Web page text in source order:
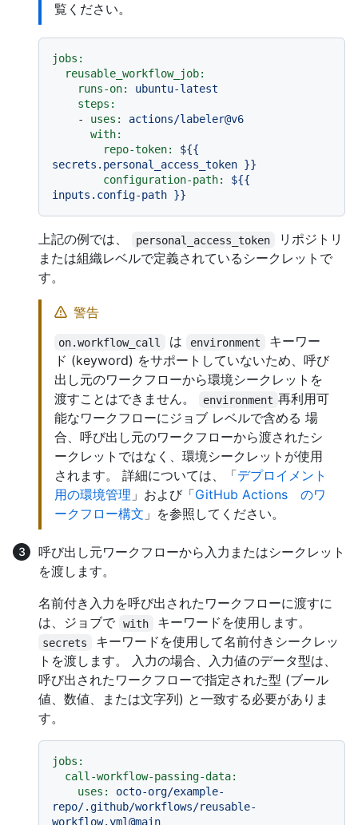
覧ください。
jobs:
reusable_workflow_job:
runs-on:
ubuntu-latest
steps:
-
uses:
actions/labeler@v6
with:
repo-token:
${{
secrets.personal_access_token }}
configuration-path:
${{
inputs.config-path }}
上記の例では、 personal_access_token
リポジトリ
または組織レベルで定義されているシークレットで
す。
警告
on.workflow_call は environment
キーワー
ド (keyword) をサポートしていないため、呼び
出し元のワークフローから環境シークレットを
渡すことはできません。
environment 再利用可
能なワークフローにジョブ レベルで含める 場
合、呼び出し元のワークフローから渡されたシ
ークレットではなく、環境シークレットが使用
されます。 詳細については、「デプロイメント
用の環境管理 」および「GitHub Actions のワ
ークフロー構文 」を参照してください。
呼び出し元ワークフローから入力またはシークレット
を渡します。
名前付き入力を呼び出されたワークフローに渡すに
は、ジョブで
with キーワードを使用します。
secrets
キーワードを使用して名前付きシークレッ
トを渡します。 入力の場合、入力値のデータ型は、
呼び出されたワークフローで指定された型 (ブール
値、数値、または文字列) と一致する必要がありま
す。
jobs:
call-workflow-passing-data:
uses:
octo-org/example-
repo/.github/workflows/reusable-
workflow.yml@main